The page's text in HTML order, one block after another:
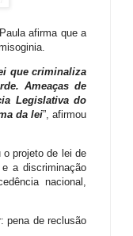
afirma que a
que criminaliza
Ameaças de
Legislativa do
da lei”, afirmou
o projeto de lei de
a discriminação
nacional,
pena de reclusão